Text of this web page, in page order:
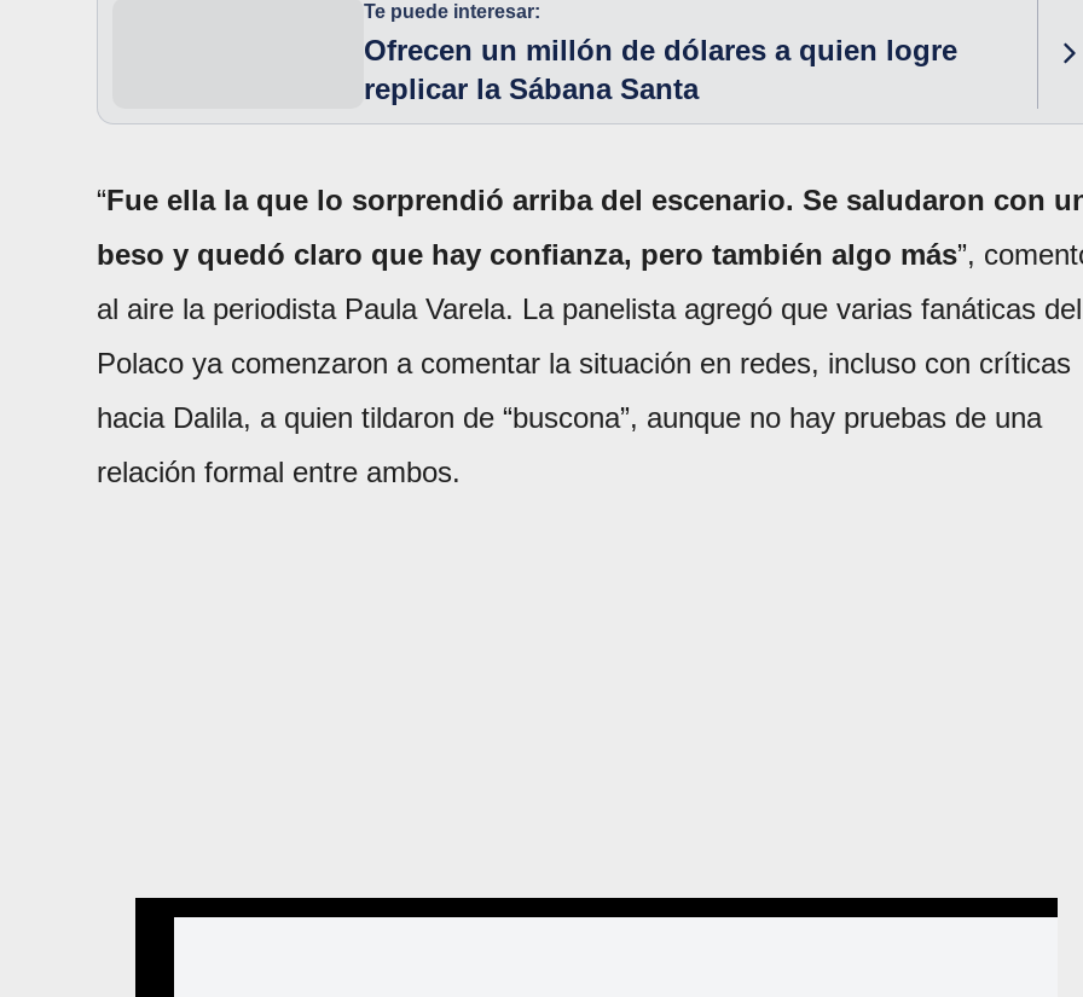
Te puede interesar:
Ofrecen un millón de dólares a quien logre
replicar la Sábana Santa
“Fue ella la que lo sorprendió arriba del escenario. Se saludaron con
beso y quedó claro que hay confianza, pero también algo más”,
al aire la periodista Paula Varela. La panelista agregó que varias fanáticas del
Polaco ya comenzaron a comentar la situación en redes, incluso con críticas
hacia Dalila, a quien tildaron de “buscona”, aunque no hay pruebas de una
relación formal entre ambos.